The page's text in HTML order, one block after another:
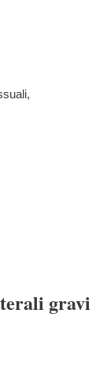
gravi